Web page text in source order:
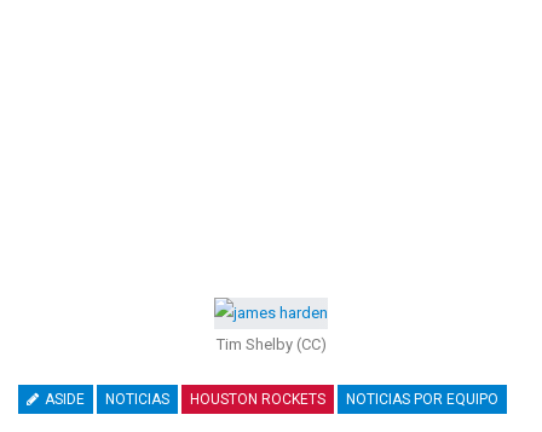
Tim Shelby (CC)
ASIDE NOTICIAS HOUSTON ROCKETS NOTICIAS POR EQUIPO